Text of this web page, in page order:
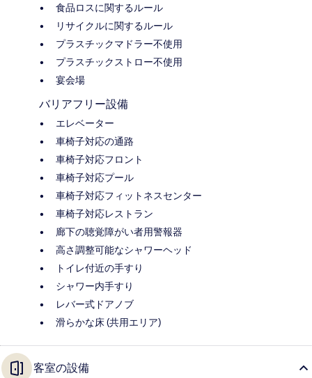
食品ロスに関するルール
リサイクルに関するルール
プラスチックマドラー不使用
プラスチックストロー不使用
宴会場
バリアフリー設備
エレベーター
車椅子対応の通路
車椅子対応フロント
車椅子対応プール
車椅子対応フィットネスセンター
車椅子対応レストラン
廊下の聴覚障がい者用警報器
高さ調整可能なシャワーヘッド
トイレ付近の手すり
シャワー内手すり
レバー式ドアノブ
滑らかな床 (共用エリア)
客室の設備